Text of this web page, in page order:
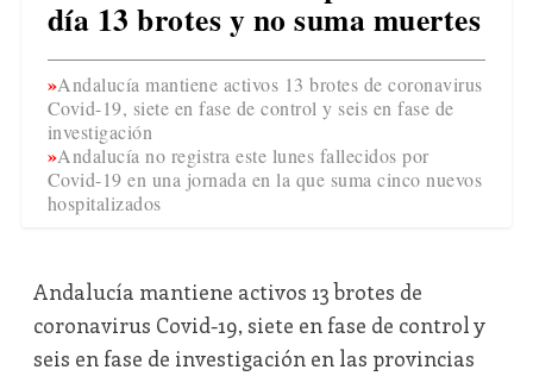
día 13 brotes y no suma muertes
Andalucía mantiene activos 13 brotes de coronavirus
Covid-19, siete en fase de control y seis en fase de
investigación
Andalucía no registra este lunes fallecidos por
Covid-19 en una jornada en la que suma cinco nuevos
hospitalizados
Andalucía mantiene activos 13 brotes de
coronavirus Covid-19, siete en fase de control y
seis en fase de investigación en las provincias